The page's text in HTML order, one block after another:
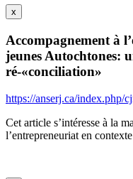
x
Accompagnement à
jeunes Autochtones:
ré-«conciliation»
https://anserj.ca/index.php/
Cet article s’intéresse à la
l’entrepreneuriat en